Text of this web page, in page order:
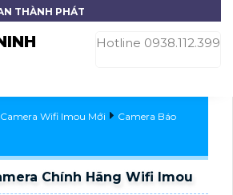
THÀNH PHÁT
Hotline 0938.112.399
Camera Wifi Imou Mới
Camera Báo
Chính Hãng Wifi Imou